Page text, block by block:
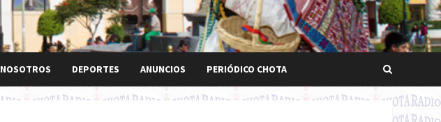
NOSOTROS DEPORTES ANUNCIOS PERIÓDICO CHOTA